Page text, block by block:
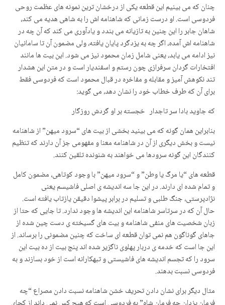
چنان که می بینیم این قطعه یکی از درخشان ترین نمونه های عظمت روحی
فردوسی است. او درست زمانی که شاهنامه اش را به شاهی هدیه می کند،
شاهان جابر را این چنین به تازیانه می بندد و یادآوری می کند که آن چه در
شاهنامه اش آمده، اگر چه به یزدگرد پایان یافته، ولی مضمون آن تا سامانیان
نیز ادامه می یابد، یعنی شامل زمان محمود نیز می شود. این بیت ها مانند
افتخارات گردان سرفرازی چون رستم و اسفندیار است و در متن این هشدار
تند نکوهش آمیز و مقابله و مفاخره در قبال محمود است که فردوسی فقط
برای آن که طرف خطاب خود را نشان دهد، می گوید:
که جاوید بادا سر تاجدار خجسته بر او گردش روزگار
بنابراین همان گونه که می بینید بخشی از بیت های “سرود میهن” از شاهنامه
نیست و بخش دیگری از آن در شاهنامه معنا و مفهومی جز آن دارند که تنظیم
کنندگان این گونه سرودها می خواهند به شنونده تلقین کنند.
قطعه های “یا مرگ یا وطن” و “سرود میهن” با وجود کوتاهی، مضمون کامل
و تمام شده ای دارند. در این جا سه اندیشه ی اصلی فاشیسم یعنی
نژادپرستی، جنگ طلبی و تسلیم در برابر پیشوا دقیقن یازتاب یافته است.
حال آن که در سرتاسر شاهنامه این اندیشه ها وجود ندارد. تا جایی که حتا از
زبان شخصیت های منفی شاهنامه و بیت های گسیخته ی دست چین شده از
جاهای گوناگون هم نمی توان قطعه ای ساخت که چنین مضمونی را برساند. از
این جا است که خدمه ی دربار پهلوی ناگزیر شده اند پنج بیت از ده بیت این
سرود را که تجسم اندیشه های فاشیستی و تبهکارانه است از خود بسازند و به
فردوسی نسبت بدهند.
مثال دیگر برای نشان دادن تحریف خشن شاهنامه نسبت دادن مصراع “چه